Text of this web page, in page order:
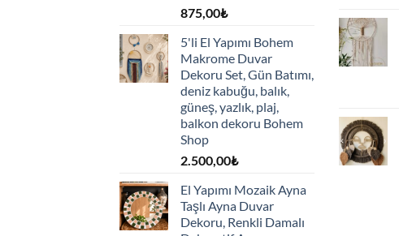
875,00₺
5'li El Yapımı Bohem
Makrome Duvar
Dekoru Set, Gün Batımı,
deniz kabuğu, balık,
güneş, yazlık, plaj,
balkon dekoru Bohem
Shop
2.500,00₺
El Yapımı Mozaik Ayna
Taşlı Ayna Duvar
Dekoru, Renkli Damalı